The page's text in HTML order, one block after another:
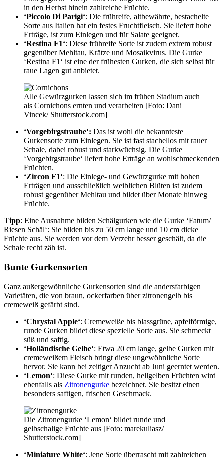
in den Herbst hinein zahlreiche Früchte.
‘Piccolo Di Parigi‘: Die frühreife, altbewährte, bestachelte
Sorte aus Italien hat ein festes Fruchtfleisch. Sie liefert hohe
Erträge, ist zum Einlegen und für Salate geeignet.
‘Restina F1‘: Diese frühreife Sorte ist zudem extrem robust
gegenüber Mehltau, Krätze und Mosaikvirus. Die Gurke
‘Restina F1‘ ist eine der frühesten Gurken, die sich selbst für
raue Lagen gut anbietet.
Alle Gewürzgurken lassen sich im frühen Stadium auch
als Cornichons ernten und verarbeiten [Foto: Dani
Vincek/ Shutterstock.com]
‘Vorgebirgstraube‘: Das ist wohl die bekannteste
Gurkensorte zum Einlegen. Sie ist fast stachellos mit rauer
Schale, dabei robust und starkwüchsig. Die Gurke
‘Vorgebirgstraube‘ liefert hohe Erträge an wohlschmeckenden
Früchten.
‘Zircon F1‘: Die Einlege- und Gewürzgurke mit hohen
Erträgen und ausschließlich weiblichen Blüten ist zudem
robust gegenüber Mehltau und bildet über Monate hinweg
Früchte.
Tipp: Eine Ausnahme bilden Schälgurken wie die Gurke ‘Fatum/
Riesen Schäl‘: Sie bilden bis zu 50 cm lange und 10 cm dicke
Früchte aus. Sie werden vor dem Verzehr besser geschält, da die
Schale recht zäh ist.
Bunte Gurkensorten
Ganz außergewöhnliche Gurkensorten sind die andersfarbigen
Varietäten, die von braun, ockerfarben über zitronengelb bis
cremeweiß gefärbt sind.
‘Chrystal Apple‘: Cremeweiße bis blassgrüne, apfelförmige,
runde Gurken bildet diese spezielle Sorte aus. Sie schmeckt
süß und saftig.
‘Holländische Gelbe‘: Etwa 20 cm lange, gelbe Gurken mit
cremeweißem Fleisch bringt diese ungewöhnliche Sorte
hervor. Sie kann bei zeitiger Anzucht ab Juni geerntet werden.
‘Lemon‘: Diese Gurke mit runden, hellgelben Früchten wird
ebenfalls als Zitronengurke bezeichnet. Sie besitzt einen
besonders saftigen, frischen Geschmack.
Die Zitronengurke ‘Lemon‘ bildet runde und
gelbschalige Früchte aus [Foto: marekuliasz/
Shutterstock.com]
‘Miniature White‘: Jene Sorte überrascht mit zahlreichen